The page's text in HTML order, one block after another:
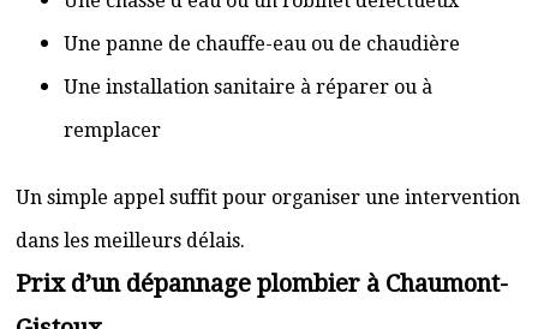
Une panne de chauffe-eau ou de chaudière
Une installation sanitaire à réparer ou à
remplacer
Un simple appel suffit pour organiser une intervention
dans les meilleurs délais.
Prix d’un dépannage plombier à Chaumont-